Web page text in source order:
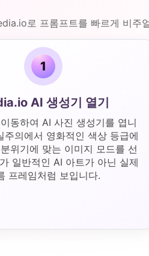
로 프롬프트를 빠르게 비주
1
AI 생성기 열기
동하여 AI 사진 생성기를 엽니
주의에서 영화적인 색상 등급에
위기에 맞는 이미지 모드를 선
일반적인 AI 아트가 아닌 실제
프레임처럼 보입니다.